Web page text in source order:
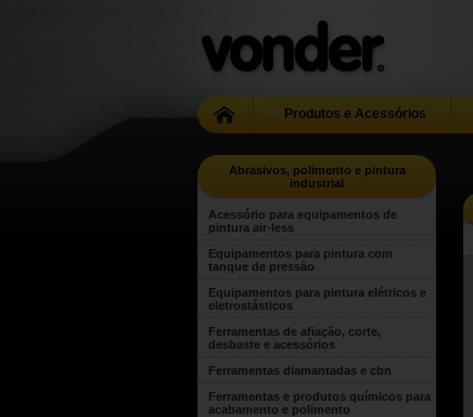
Produtos e Acessórios
Abrasivos, polimento e pintura
industrial
Acessório para equipamentos de
pintura air-less
Equipamentos para pintura com
tanque de pressão
Equipamentos para pintura elétricos e
eletrostásticos
Ferramentas de afiação, corte,
desbaste e acessórios
Ferramentas diamantadas e cbn
Ferramentas e produtos químicos para
acabamento e polimento